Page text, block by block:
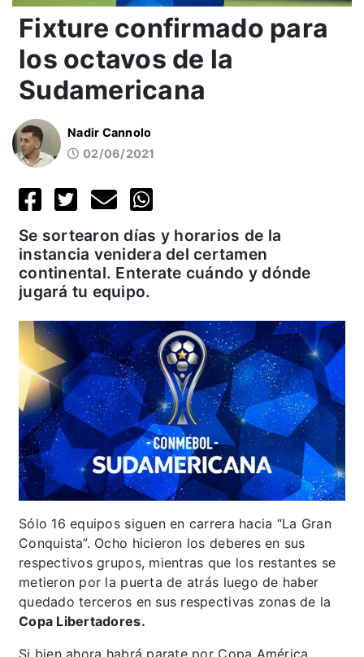
Fixture confirmado para
los octavos de la
Sudamericana
Nadir Cannolo
02/06/2021
Se sortearon días y horarios de la
instancia venidera del certamen
continental. Enterate cuándo y dónde
jugará tu equipo.
Sólo 16 equipos siguen en carrera hacia “La Gran
Conquista”. Ocho hicieron los deberes en sus
respectivos grupos, mientras que los restantes se
metieron por la puerta de atrás luego de haber
quedado terceros en sus respectivas zonas de la
Copa Libertadores.
Si bien ahora habrá parate por Copa América,